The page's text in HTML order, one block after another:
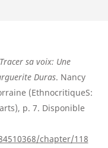
Tracer sa voix: Une
Duras. Nancy
(EthnocritiqueS:
p. 7. Disponible
chapter/118